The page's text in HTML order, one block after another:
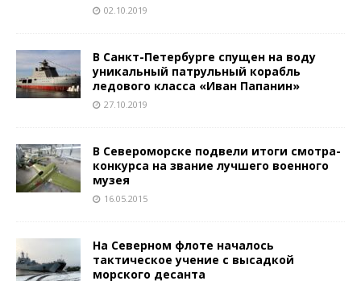
02.10.2019
В Санкт-Петербурге спущен на воду
уникальный патрульный корабль
ледового класса «Иван Папанин»
27.10.2019
В Североморске подвели итоги смотра-
конкурса на звание лучшего военного
музея
16.05.2015
На Северном флоте началось
тактическое учение с высадкой
морского десанта